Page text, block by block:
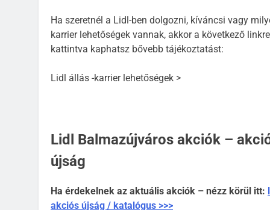
Ha szeretnél a Lidl-ben dolgozni, kíváncsi vagy
karrier lehetőségek vannak, akkor a következő linkre
kattintva kaphatsz bővebb tájékoztatást:
Lidl állás -karrier lehetőségek >
Lidl Balmazújváros akciók –
újság
Ha érdekelnek az aktuális akciók – nézz körül itt:
akciós újság / katalógus >>>